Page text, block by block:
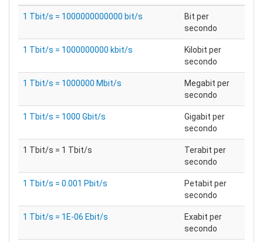
1 Tbit/s = 1000000000000 bit/s
Bit per
secondo
1 Tbit/s = 1000000000 kbit/s
Kilobit per
secondo
1 Tbit/s = 1000000 Mbit/s
Megabit per
secondo
1 Tbit/s = 1000 Gbit/s
Gigabit per
secondo
1 Tbit/s = 1 Tbit/s
Terabit per
secondo
1 Tbit/s = 0.001 Pbit/s
Petabit per
secondo
1 Tbit/s = 1E-06 Ebit/s
Exabit per
secondo